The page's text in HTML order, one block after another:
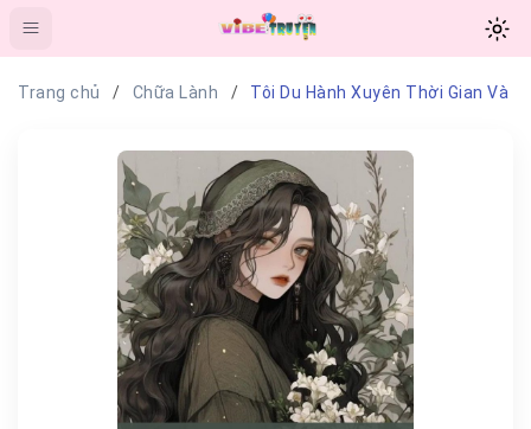
Trang chủ Chữa Lành Tôi Du Hành Xuyên Thời Gian Và